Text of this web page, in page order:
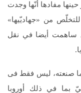
مفادها أنّها وجدت
من «جهاديّيها»
ساهمت أيضا في نقل
صنعته، ليس فقط فى
بما في ذلك أوروبا